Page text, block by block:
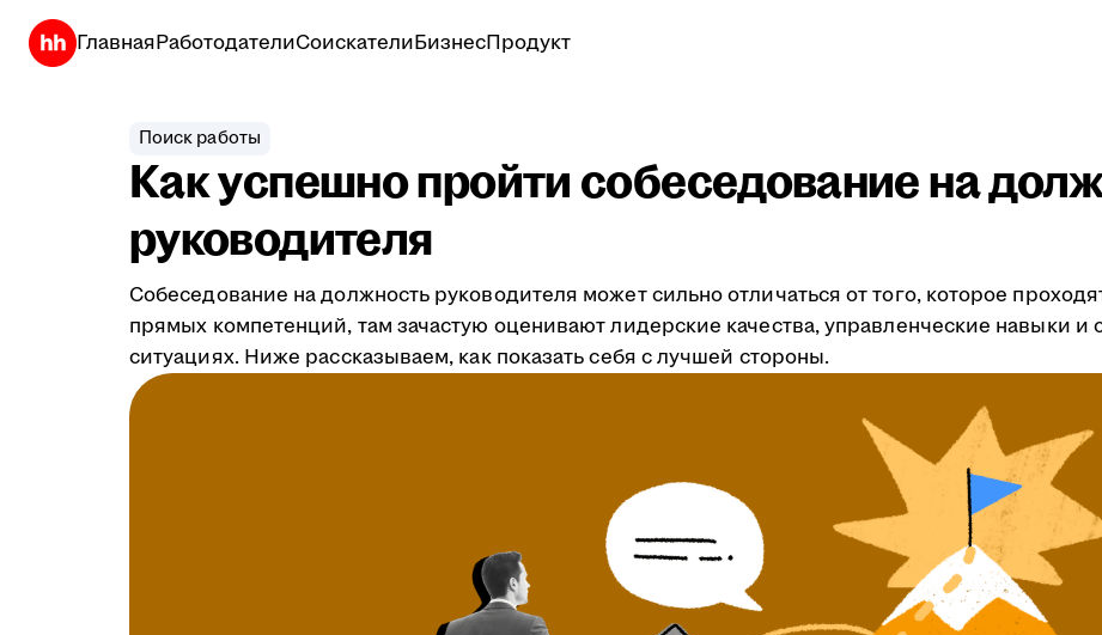
ГлавнаяРаботодателиСоискателиБизнесПродукт
Поиск работы
Как успешно пройти собеседование на
руководителя
Собеседование на должность руководителя может сильно отличаться от того, которое
прямых компетенций, там зачастую оценивают лидерские качества, управленческие навыки и
ситуациях. Ниже рассказываем, как показать себя с лучшей стороны.